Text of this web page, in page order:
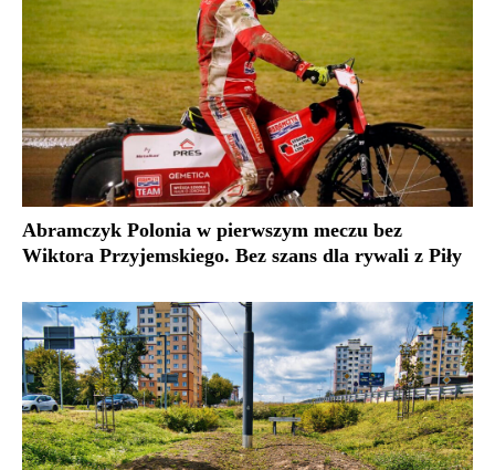
Abramczyk Polonia w pierwszym meczu bez
Wiktora Przyjemskiego. Bez szans dla rywali z Piły